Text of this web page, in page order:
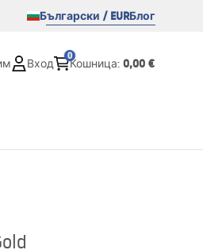
Български / EURБлог
Вход
0
Кошница: 0,00 €